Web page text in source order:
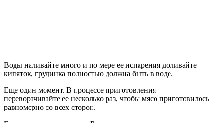
Воды наливайте много и по мере ее испарения доливайте
кипяток, грудинка полностью должна быть в воде.
Еще один момент. В процессе приготовления
переворачивайте ее несколько раз, чтобы мясо приготовилось
равномерно со всех сторон.